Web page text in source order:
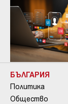
БЪЛГАРИЯ
Политика
Общество